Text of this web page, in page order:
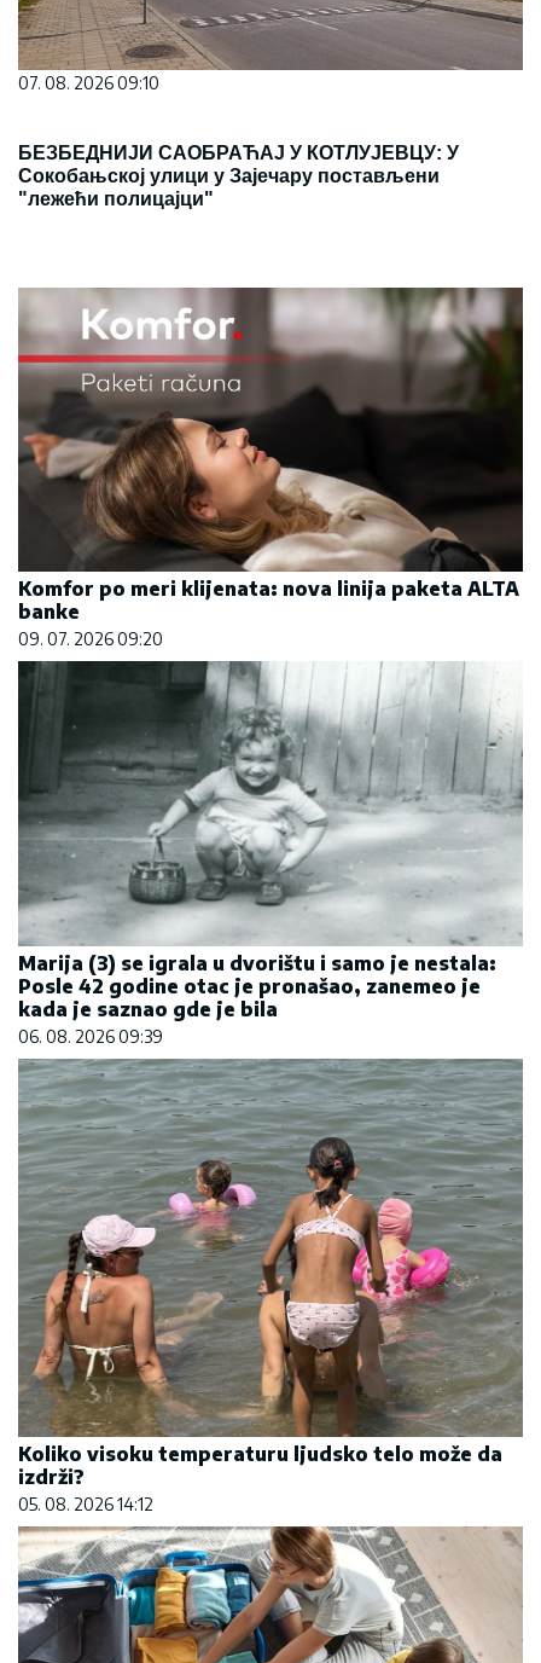
07. 08. 2026 09:10
БЕЗБЕДНИЈИ САОБРАЋАЈ У КОТЛУЈЕВЦУ: У
Сокобањској улици у Зајечару постављени
"лежећи полицајци"
Komfor po meri klijenata: nova linija paketa ALTA
banke
09. 07. 2026 09:20
Marija (3) se igrala u dvorištu i samo je nestala:
Posle 42 godine otac je pronašao, zanemeo je
kada je saznao gde je bila
06. 08. 2026 09:39
Koliko visoku temperaturu ljudsko telo može da
izdrži?
05. 08. 2026 14:12